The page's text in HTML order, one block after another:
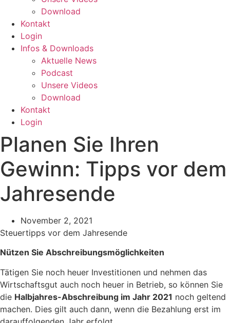
Download
Kontakt
Login
Infos & Downloads
Aktuelle News
Podcast
Unsere Videos
Download
Kontakt
Login
Planen Sie Ihren
Gewinn: Tipps vor dem
Jahresende
November 2, 2021
Steuertipps vor dem Jahresende
Nützen Sie Abschreibungsmöglichkeiten
Tätigen Sie noch heuer Investitionen und nehmen das
Wirtschaftsgut auch noch heuer in Betrieb, so können Sie
die Halbjahres-Abschreibung im Jahr 2021 noch geltend
machen. Dies gilt auch dann, wenn die Bezahlung erst im